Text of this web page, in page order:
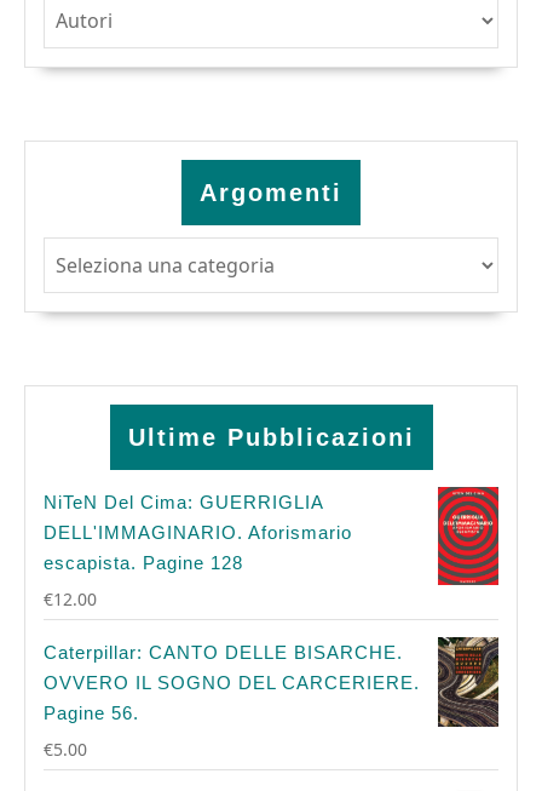
Argomenti
Ultime Pubblicazioni
NiTeN Del Cima: GUERRIGLIA
DELL'IMMAGINARIO. Aforismario
escapista. Pagine 128
€12.00
Caterpillar: CANTO DELLE BISARCHE.
OVVERO IL SOGNO DEL CARCERIERE.
Pagine 56.
€5.00